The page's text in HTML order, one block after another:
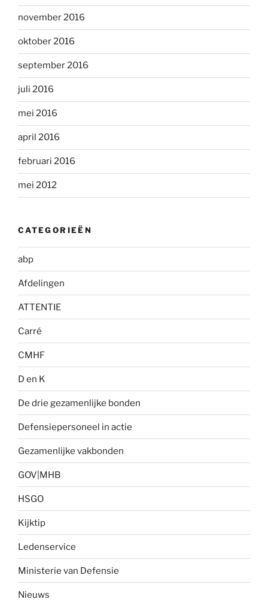
november 2016
oktober 2016
september 2016
juli 2016
mei 2016
april 2016
februari 2016
mei 2012
CATEGORIEËN
abp
Afdelingen
ATTENTIE
Carré
CMHF
D en K
De drie gezamenlijke bonden
Defensiepersoneel in actie
Gezamenlijke vakbonden
GOV|MHB
HSGO
Kijktip
Ledenservice
Ministerie van Defensie
Nieuws